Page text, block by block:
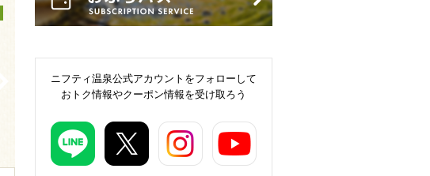
ニフティ温泉公式アカウントをフォローして
おトク情報やクーポン情報を受け取ろう